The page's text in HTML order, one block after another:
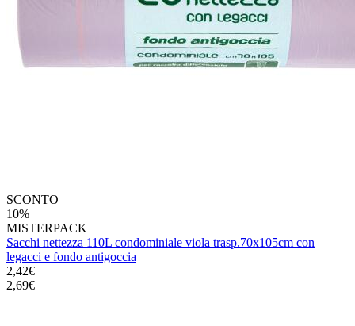
SCONTO
10%
MISTERPACK
Sacchi nettezza 110L condominiale viola trasp.70x105cm con
legacci e fondo antigoccia
2,42€
2,69€